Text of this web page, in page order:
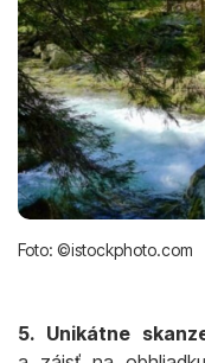
Foto: ©istockphoto.com
5. Unikátne